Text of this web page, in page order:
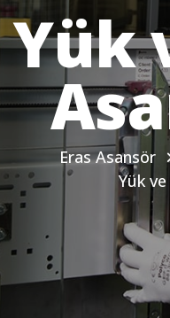
Yük
Eras Asansör
Yük